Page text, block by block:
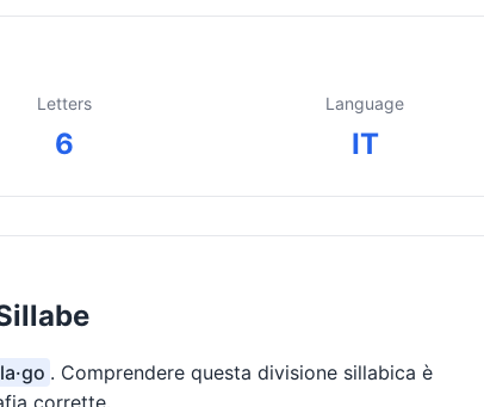
Letters
6
Language
IT
. Comprendere questa divisione sillabica è